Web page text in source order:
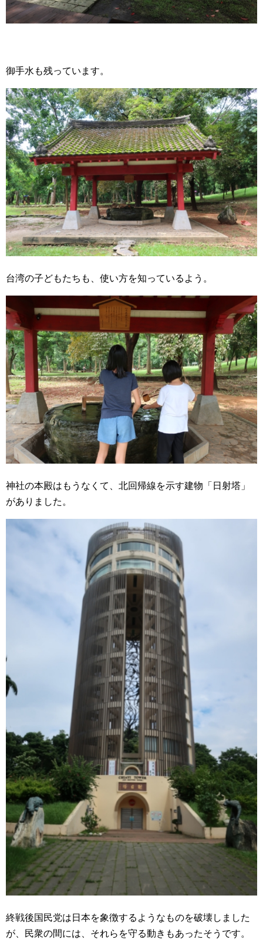
御手水も残っています。
台湾の子どもたちも、使い方を知っているよう。
神社の本殿はもうなくて、北回帰線を示す建物「日射塔」
がありました。
終戦後国民党は日本を象徴するようなものを破壊しました
が、民衆の間には、それらを守る動きもあったそうです。